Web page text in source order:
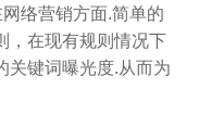
络营销方面.简单的
，在现有规则情况下
关键词曝光度.从而为